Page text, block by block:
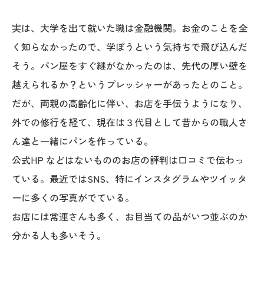
実は、大学を出て就いた職は金融機関。お金のことを全
く知らなかったので、学ぼうという気持ちで飛び込んだ
そう。パン屋をすぐ継がなかったのは、先代の厚い壁を
越えられるか？というプレッシャーがあったとのこと。
だが、両親の高齢化に伴い、お店を手伝うようになり、
外での修行を経て、現在は３代目として昔からの職人さ
ん達と一緒にパンを作っている。
公式HP などはないもののお店の評判は口コミで伝わっ
ている。最近ではSNS、特にインスタグラムやツイッタ
ーに多くの写真がでている。
お店には常連さんも多く、お目当ての品がいつ並ぶのか
分かる人も多いそう。